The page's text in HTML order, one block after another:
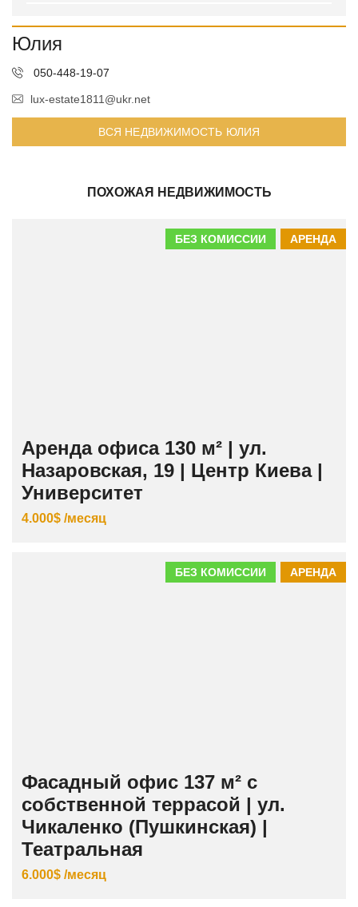
Юлия
050-448-19-07
lux-estate1811@ukr.net
ВСЯ НЕДВИЖИМОСТЬ ЮЛИЯ
ПОХОЖАЯ НЕДВИЖИМОСТЬ
АРЕНДА
БЕЗ КОМИССИИ
Аренда офиса 130 м² | ул.
Назаровская, 19 | Центр Киева |
Университет
4.000$ /месяц
АРЕНДА
БЕЗ КОМИССИИ
Фасадный офис 137 м² с
собственной террасой | ул.
Чикаленко (Пушкинская) |
Театральная
6.000$ /месяц